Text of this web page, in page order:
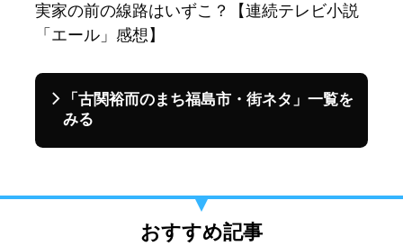
実家の前の線路はいずこ？【連続テレビ小説
「エール」感想】
「古関裕而のまち福島市・街ネタ」一覧を
みる
おすすめ記事